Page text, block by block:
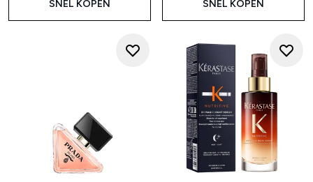
SNEL KOPEN SNEL KOPEN